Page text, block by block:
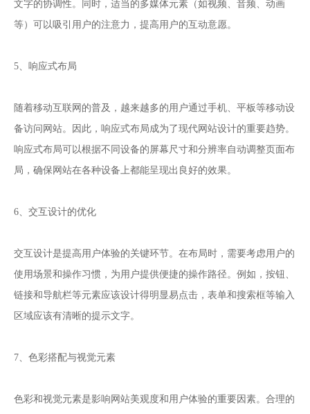
文字的协调性。同时，适当的多媒体元素（如视频、音频、动画
等）可以吸引用户的注意力，提高用户的互动意愿。
5、响应式布局
随着移动互联网的普及，越来越多的用户通过手机、平板等移动设
备访问网站。因此，响应式布局成为了现代网站设计的重要趋势。
响应式布局可以根据不同设备的屏幕尺寸和分辨率自动调整页面布
局，确保网站在各种设备上都能呈现出良好的效果。
6、交互设计的优化
交互设计是提高用户体验的关键环节。在布局时，需要考虑用户的
使用场景和操作习惯，为用户提供便捷的操作路径。例如，按钮、
链接和导航栏等元素应该设计得明显易点击，表单和搜索框等输入
区域应该有清晰的提示文字。
7、色彩搭配与视觉元素
色彩和视觉元素是影响网站美观度和用户体验的重要因素。合理的